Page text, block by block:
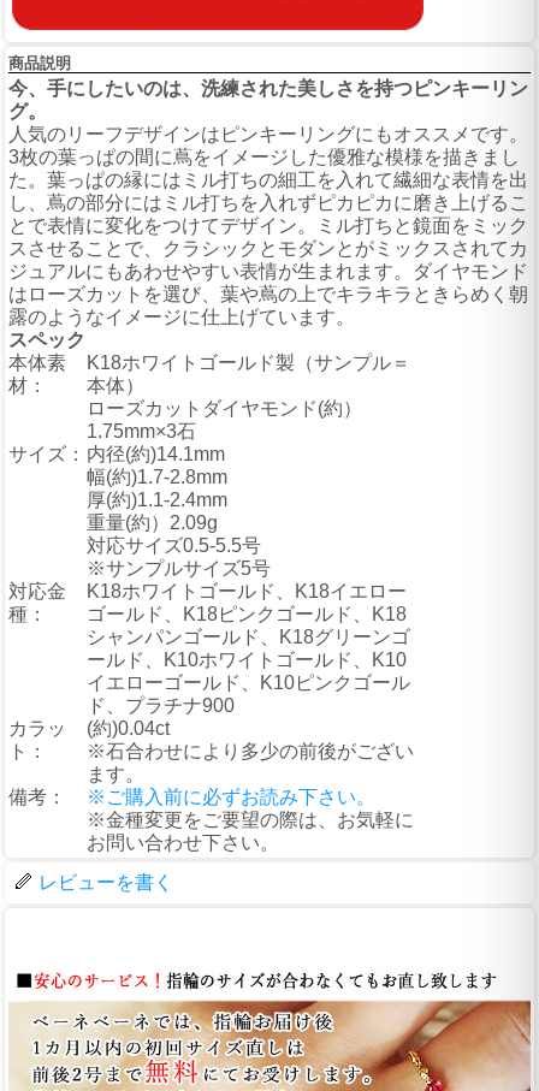
商品説明
今、手にしたいのは、洗練された美しさを持つピンキーリン
グ。
人気のリーフデザインはピンキーリングにもオススメです。
3枚の葉っぱの間に蔦をイメージした優雅な模様を描きまし
た。葉っぱの縁にはミル打ちの細工を入れて繊細な表情を出
し、蔦の部分にはミル打ちを入れずピカピカに磨き上げるこ
とで表情に変化をつけてデザイン。ミル打ちと鏡面をミック
スさせることで、クラシックとモダンとがミックスされてカ
ジュアルにもあわせやすい表情が生まれます。ダイヤモンド
はローズカットを選び、葉や蔦の上でキラキラときらめく朝
露のようなイメージに仕上げています。
スペック
本体素
材：
K18ホワイトゴールド製（サンプル＝
本体）
ローズカットダイヤモンド(約）
1.75mm×3石
サイズ： 内径(約)14.1mm
幅(約)1.7-2.8mm
厚(約)1.1-2.4mm
重量(約）2.09g
対応サイズ0.5-5.5号
※サンプルサイズ5号
対応金
種：
K18ホワイトゴールド、K18イエロー
ゴールド、K18ピンクゴールド、K18
シャンパンゴールド、K18グリーンゴ
ールド、K10ホワイトゴールド、K10
イエローゴールド、K10ピンクゴール
ド、プラチナ900
カラッ
ト：
(約)0.04ct
※石合わせにより多少の前後がござい
ます。
備考：
※ご購入前に必ずお読み下さい。
※金種変更をご要望の際は、お気軽に
お問い合わせ下さい。
レビューを書く